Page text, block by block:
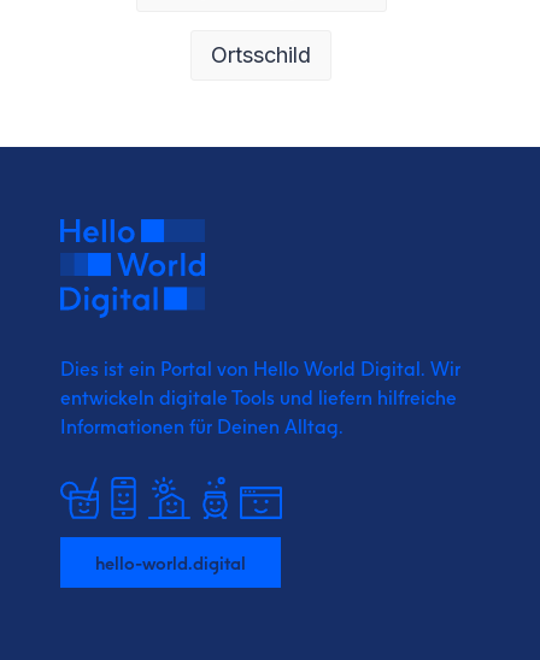
Ortsschild
Dies ist ein Portal von Hello World Digital. Wir
entwickeln digitale Tools und liefern hilfreiche
Informationen für Deinen Alltag.
hello-world.digital